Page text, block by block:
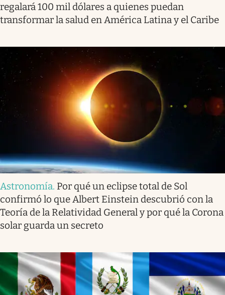
regalará 100 mil dólares a quienes puedan
transformar la salud en América Latina y el Caribe
Astronomía. Por qué un eclipse total de Sol
confirmó lo que Albert Einstein descubrió con la
Teoría de la Relatividad General y por qué la Corona
solar guarda un secreto